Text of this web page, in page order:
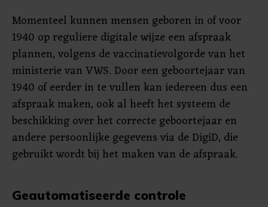
Momenteel kunnen mensen geboren in of voor
1940 op reguliere digitale wijze een afspraak
plannen, volgens de vaccinatievolgorde van het
ministerie van VWS. Door een geboortejaar van
1940 of eerder in te vullen kan iedereen dus een
afspraak maken, ook al heeft het systeem de
beschikking over het correcte geboortejaar en
andere persoonlijke gegevens via de DigiD, die
gebruikt wordt bij het maken van de afspraak.
Geautomatiseerde controle